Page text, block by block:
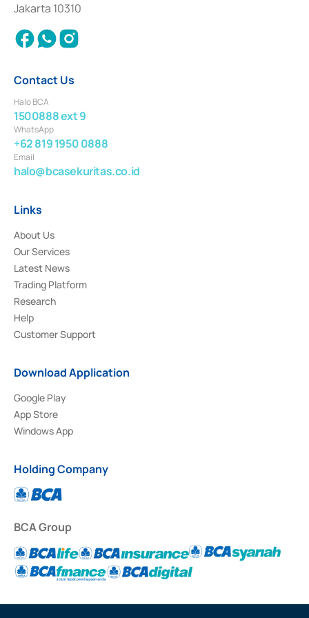
2018.
Jakarta 10310
Contact Us
Halo BCA
1500888 ext 9
WhatsApp
+62 819 1950 0888
Email
halo@bcasekuritas.co.id
Links
About Us
Our Services
Latest News
Trading Platform
Research
Help
Customer Support
Download Application
Google Play
App Store
Windows App
Holding Company
BCA Group